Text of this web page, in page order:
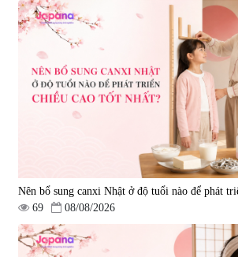
Nên bổ sung canxi Nhật ở độ tuổi nào để phát
69
08/08/2026